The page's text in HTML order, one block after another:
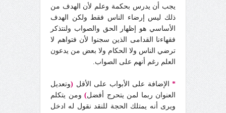
يجب أن يدرس بحكمة وعلم لأن الهدف من
ذلك ليس إرضاء الناس فقط ولكن الهدف
الأساسي هو إظهار الحق والصواب ولنتذكر
فقهاءنا القدامى الذين سجنوا لأن فتواهم لا
ترضي الناس ولا الحكام ولا بعض من يدعون
العلم رغم أنهم على الصواب.
* الإضافة على الأبواب على الأقل (وتعديل
العنوان ربما لمن يتحرج أفضل) ومن يتكلم
ويرى أنه يمتلك الحجة للنقد نقول له ادخل